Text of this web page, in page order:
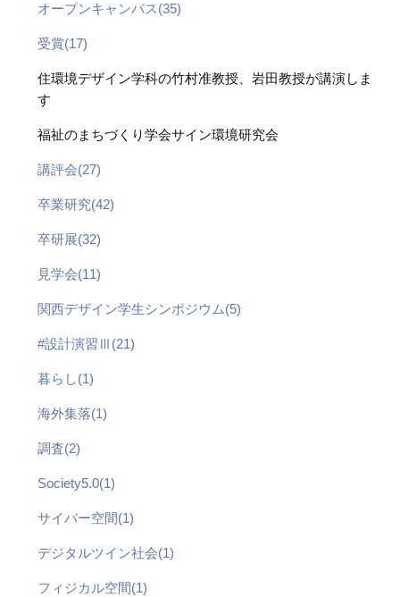
オープンキャンパス(35)
受賞(17)
住環境デザイン学科の竹村准教授、岩田教授が講演しま
す
福祉のまちづくり学会サイン環境研究会
講評会(27)
卒業研究(42)
卒研展(32)
見学会(11)
関西デザイン学生シンポジウム(5)
#設計演習Ⅲ(21)
暮らし(1)
海外集落(1)
調査(2)
Society5.0(1)
サイバー空間(1)
デジタルツイン社会(1)
フィジカル空間(1)